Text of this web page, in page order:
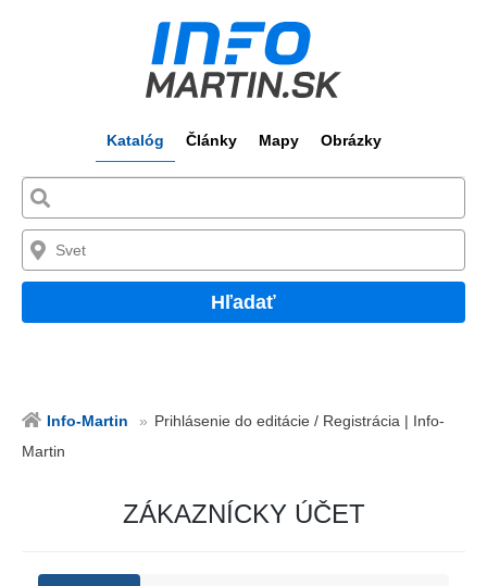
Katalóg Články Mapy Obrázky
Hľadať
Info-Martin
Prihlásenie do editácie / Registrácia | Info-
Martin
ZÁKAZNÍCKY ÚČET